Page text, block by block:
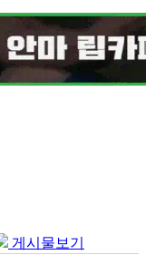
게시물보기